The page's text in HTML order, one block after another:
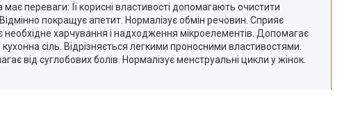
переваги: ​​Її корисні властивості допомагають очистити
покращує апетит. Нормалізує обмін речовин. Сприяє
харчування і надходження мікроелементів. Допомагає
сіль. Відрізняється легкими проносними властивостями.
від суглобових болів. Нормалізує менструальні цикли у жінок.